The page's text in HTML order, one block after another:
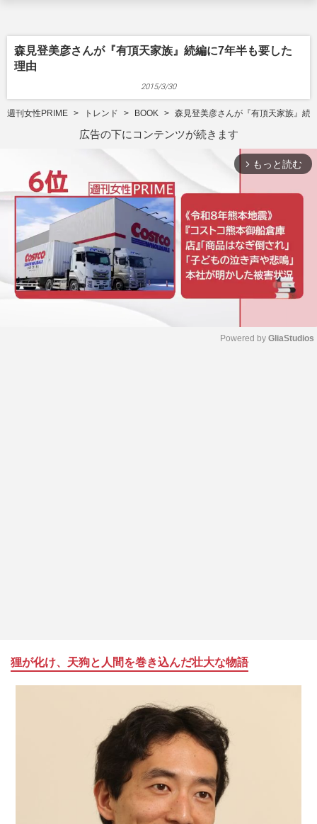
森見登美彦さんが『有頂天家族』続編に7年半も要した
理由
2015/3/30
週刊女性PRIME トレンド BOOK 森見登美彦さんが『有頂天家族』続
広告の下にコンテンツが続きます
arrow_forward_ios もっと読む
Powered by GliaStudios
狸が化け、天狗と人間を巻き込んだ壮大な物語